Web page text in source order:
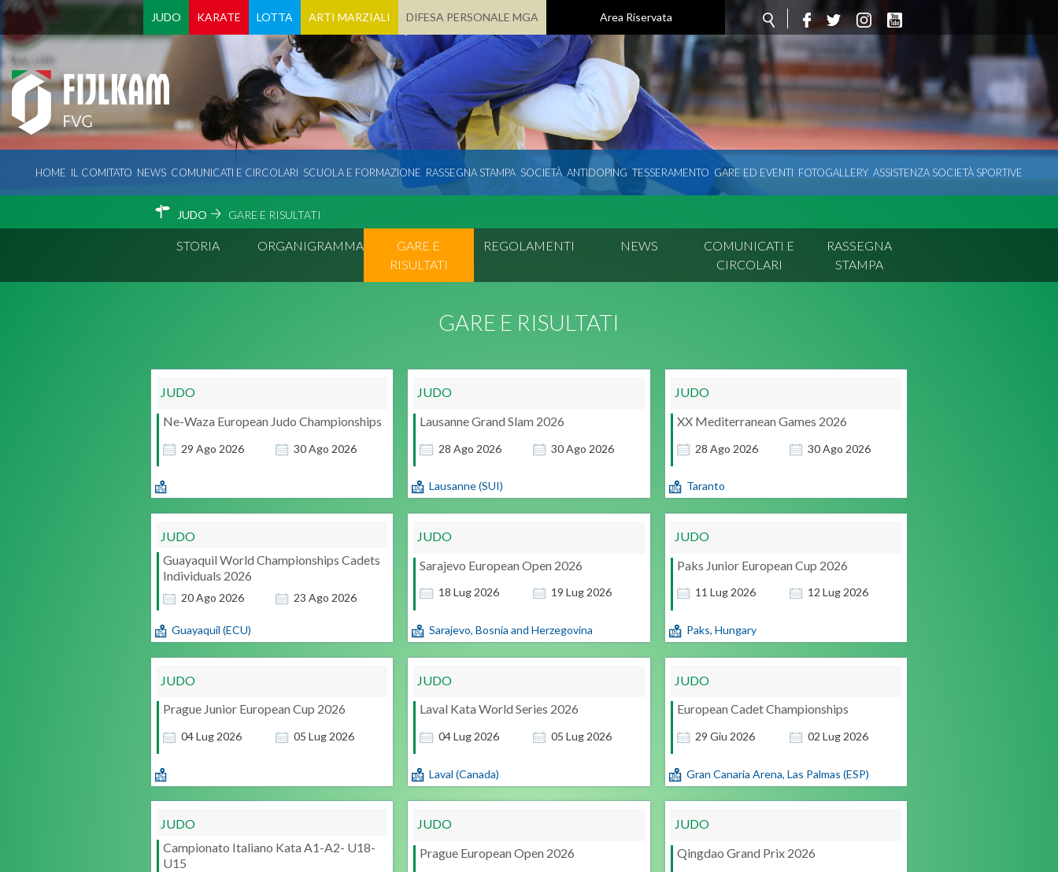
JUDO KARATE LOTTA ARTI MARZIALI DIFESA PERSONALE MGA Area Riservata
HOME IL COMITATO NEWS COMUNICATI E CIRCOLARI SCUOLA E FORMAZIONE RASSEGNA STAMPA SOCIETÀ ANTIDOPING TESSERAMENTO GARE ED EVENTI FOTOGALLERY ASSISTENZA SOCIETÀ SPORTIVE
JUDO GARE E RISULTATI
STORIA ORGANIGRAMMA
GARE E
RISULTATI
REGOLAMENTI NEWS
COMUNICATI E
CIRCOLARI
RASSEGNA
STAMPA
GARE E RISULTATI
JUDO
29 Ago 2026 30Ago 2026
Ne-Waza European Judo Championships
JUDO
28 Ago 2026 30Ago 2026
Lausanne Grand Slam 2026
Lausanne (SUI)
JUDO
28 Ago 2026 30Ago 2026
XX Mediterranean Games 2026
Taranto
JUDO
20Ago 2026 23 Ago 2026
Guayaquil World Championships Cadets
Individuals 2026
Guayaquil (ECU)
JUDO
18 Lug 2026 19 Lug 2026
Sarajevo European Open 2026
Sarajevo, Bosnia and Herzegovina
JUDO
11 Lug 2026 12 Lug 2026
Paks Junior European Cup 2026
Paks, Hungary
JUDO
04Lug 2026 05 Lug 2026
Prague Junior European Cup 2026
JUDO
04 Lug 2026 05 Lug 2026
Laval Kata World Series 2026
Laval (Canada)
JUDO
29 Giu 2026 02 Lug 2026
European Cadet Championships
Gran Canaria Arena, Las Palmas (ESP)
JUDO
Campionato Italiano Kata A1-A2- U18-
U15
JUDO
Prague European Open 2026
JUDO
Qingdao Grand Prix 2026